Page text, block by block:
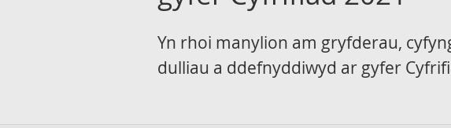
Yn rhoi manylion am gryfderau,
dulliau a ddefnyddiwyd ar gyfer